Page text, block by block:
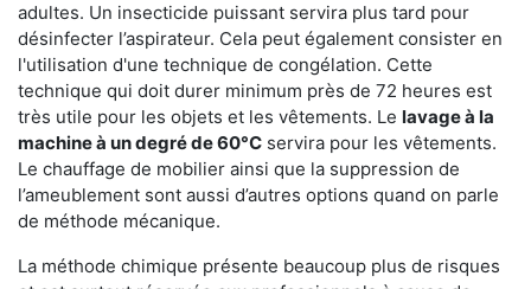
adultes. Un insecticide puissant servira plus tard pour
désinfecter l’aspirateur. Cela peut également consister en
l'utilisation d'une technique de congélation. Cette
technique qui doit durer minimum près de 72 heures est
très utile pour les objets et les vêtements. Le lavage à la
machine à un degré de 60°C servira pour les vêtements.
Le chauffage de mobilier ainsi que la suppression de
l’ameublement sont aussi d’autres options quand on parle
de méthode mécanique.
La méthode chimique présente beaucoup plus de risques